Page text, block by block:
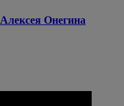
Алексея Онегина